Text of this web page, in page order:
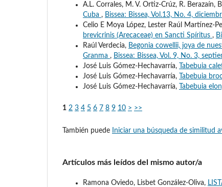
A.L. Corrales, M. V. Ortiz-Crúz, R. Berazaín,
Cuba , Bissea: Bissea, Vol.13, No. 4,
Celio E Moya López, Lester Raúl Martínez-
brevicrinis (Arecaceae) en Sancti Spíritus ,
Raúl Verdecia, Begonia cowellii, joya de
Granma , Bissea: Bissea, Vol. 9, No. 3,
José Luis Gómez-Hechavarría,
Tabebuia
José Luis Gómez-Hechavarría,
Tabebuia
José Luis Gómez-Hechavarría,
Tabebuia
1 2 3 4 5 6 7 8 9 10 > >>
También puede Iniciar una búsqueda de similitud
Artículos más leídos del mismo autor/a
Ramona Oviedo, Lisbet González-Oliva,